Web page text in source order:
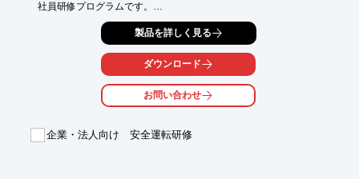
社員研修プログラムです。
受講生は架空の航空機メーカーの社員となります。
営業活動を通してビジネスマナーを学んだり、チーム内で役割分
担をし、ブロックを使った模型航空機の製造・納品を行い、
PDCA･納期意識などを体感します。
研修時間は1～2日間ですが、マナー研修を長くしたり短くした
ねらいや実施時間をアレンジ可能。
製品を詳しく見る
ダウンロード
お問い合わせ
企業・法人向け 安全運転研修